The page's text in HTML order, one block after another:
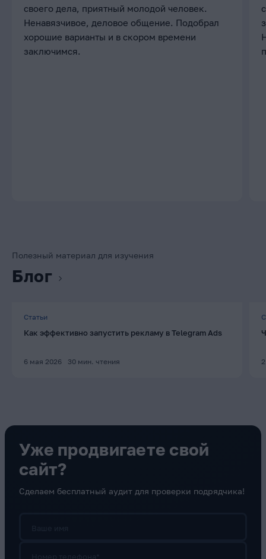
своего дела, приятный молодой человек.
Ненавязчивое, деловое общение. Подобрал
хорошие варианты и в скором времени
заключимся.
Полезный материал для изучения
Блог
Статьи
Как эффективно запустить рекламу в Telegram Ads
6 мая 2026 30 мин. чтения
Уже продвигаете свой
сайт?
Сделаем бесплатный аудит для проверки подрядчика!